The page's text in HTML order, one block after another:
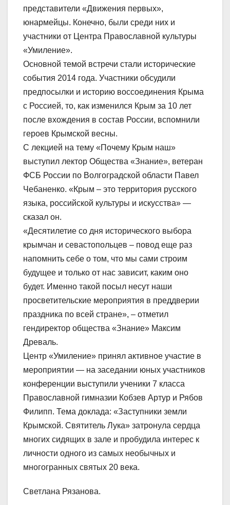
представители «Движения первых»,
юнармейцы. Конечно, были среди них и
участники от Центра Православной культуры
«Умиление».
Основной темой встречи стали исторические
события 2014 года. Участники обсудили
предпосылки и историю воссоединения Крыма
с Россией, то, как изменился Крым за 10 лет
после вхождения в состав России, вспомнили
героев Крымской весны.
С лекцией на тему «Почему Крым наш»
выступил лектор Общества «Знание», ветеран
ФСБ России по Волгоградской области Павел
Чебаненко. «Крым – это территория русского
языка, российской культуры и искусства» —
сказал он.
«Десятилетие со дня исторического выбора
крымчан и севастопольцев – повод еще раз
напомнить себе о том, что мы сами строим
будущее и только от нас зависит, каким оно
будет. Именно такой посыл несут наши
просветительские мероприятия в преддверии
праздника по всей стране», – отметил
гендиректор общества «Знание» Максим
Древаль.
Центр «Умиление» принял активное участие в
мероприятии — на заседании юных участников
конференции выступили ученики 7 класса
Православной гимназии Кобзев Артур и Рябов
Филипп. Тема доклада: «Заступники земли
Крымской. Святитель Лука» затронула сердца
многих сидящих в зале и пробудила интерес к
личности одного из самых необычных и
многогранных святых 20 века.
Светлана Рязанова.